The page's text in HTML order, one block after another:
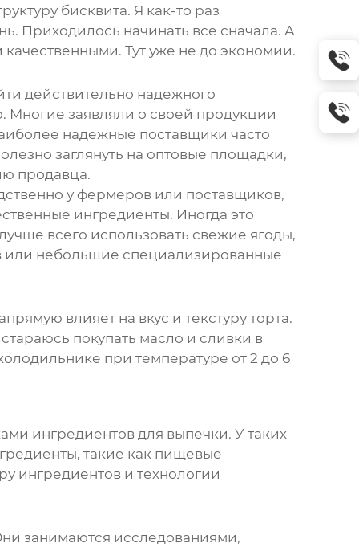
бисквита. Я как-то раз
Приходилось начинать все сначала. А
Тут уже не до экономии.
действительно надежного
Многие заявляли о своей продукции
надежные поставщики часто
заглянуть на оптовые площадки,
продавца.
у фермеров или поставщиков,
ингредиенты. Иногда это
всего использовать свежие ягоды,
или небольшие специализированные
влияет на вкус и текстуру торта.
покупать масло и сливки в
при температуре от 2 до 6
ингредиентов для выпечки. У таких
такие как пищевые
ингредиентов и технологии
занимаются исследованиями,